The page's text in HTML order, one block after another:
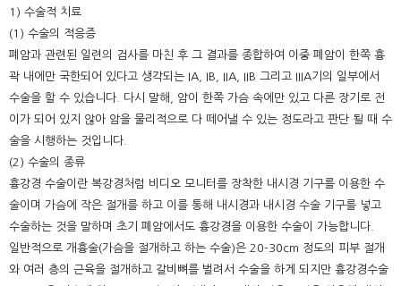
1) 수술적 치료
(1) 수술의 적응증
폐암과 관련된 일련의 검사를 마친 후 그 결과를 종합하여 이중 폐암이 한쪽 흉
곽 내에만 국한되어 있다고 생각되는 IA, IB, IIA, IIB 그리고 IIIA기의 일부에서
수술을 할 수 있습니다. 다시 말해, 암이 한쪽 가슴 속에만 있고 다른 장기로 전
이가 되어 있지 않아 암을 물리적으로 다 떼어낼 수 있는 정도라고 판단 될 때 수
술을 시행하는 것입니다.
(2) 수술의 종류
흉강경 수술이란 복강경처럼 비디오 모니터를 장착한 내시경 기구를 이용한 수
술이며 가슴에 작은 절개를 하고 이를 통해 내시경과 내시경 수술 기구를 넣고
수술하는 것을 말하며 초기 폐암에서도 흉강경을 이용한 수술이 가능합니다.
일반적으로 개흉술(가슴을 절개하고 하는 수술)은 20-30cm 정도의 피부 절개
와 여러 층의 근육을 절개하고 갈비뼈를 벌려서 수술을 하게 되지만 흉강경수술